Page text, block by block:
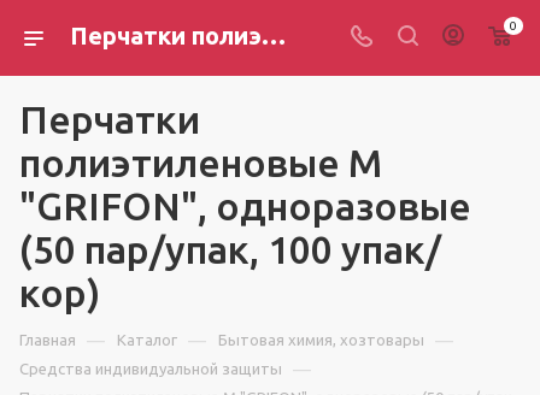
Перчатки полиэтиленовые М "GRIFON", одноразовые (50 пар/упак, 100 упак/кор) 0
Перчатки
полиэтиленовые М
"GRIFON", одноразовые
(50 пар/упак, 100 упак/
кор)
Главная — Каталог — Бытовая химия, хозтовары —
Средства индивидуальной защиты —